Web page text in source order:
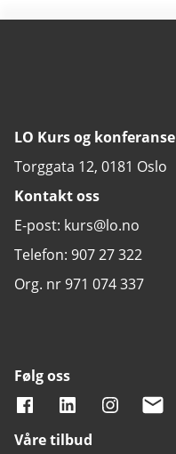
LO Kurs og konferanse
Torggata 12, 0181 Oslo
Kontakt oss
E-post: kurs@lo.no
Telefon: 907 27 322
Org. nr 971 074 337
Følg oss
Våre tilbud